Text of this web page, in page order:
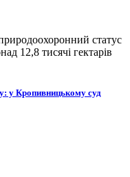
статус
12,8 тисячі гектарів
у Кропивницькому суд